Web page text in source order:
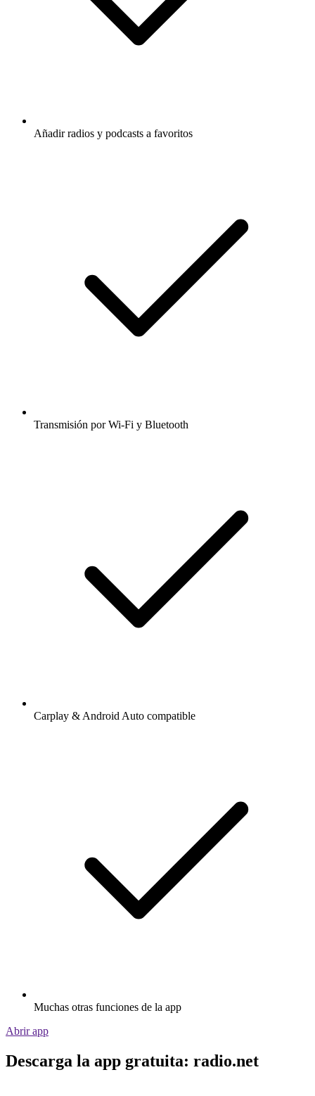
Añadir radios y podcasts a favoritos
Transmisión por Wi-Fi y Bluetooth
Carplay & Android Auto compatible
Muchas otras funciones de la app
Abrir app
Descarga la app gratuita: radio.net